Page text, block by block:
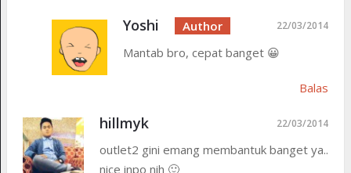
Yoshi 22/03/2014
Mantab bro, cepat banget 😀
Balas
hillmyk 22/03/2014
outlet2 gini emang membantuk banget ya..
nice inpo nih 🙂